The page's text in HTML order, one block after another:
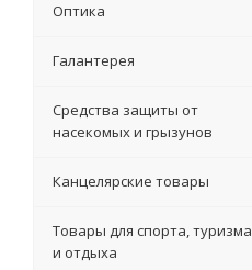
Оптика
Галантерея
Средства защиты от
насекомых и грызунов
Канцелярские товары
Товары для спорта, туризма
и отдыха